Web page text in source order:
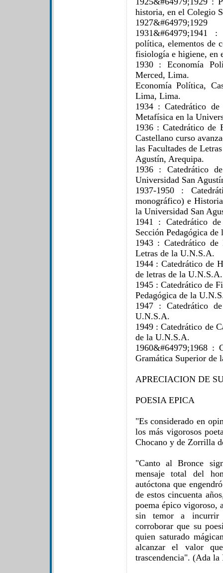
historia, en el Colegio
1927&#64979;1929
1931&#64979;1941
política, elementos de
fisiología e higiene, en
1930 : Economía
Merced, Lima.
Economía Política,
Lima, Lima.
1934 : Catedrático
Metafísica en la
1936 : Catedrático de
Castellano curso
las Facultades de
Agustín, Arequipa.
1936 : Catedrático
Universidad San
1937-1950 :
monográfico) e
la Universidad San
1941 : Catedrático
Sección Pedagógica
1943 : Catedrático
Letras de la U.N.S.A.
1944 : Catedrático de
de letras de la U.N.S.A.
1945 : Catedrático de
Pedagógica de la
1947 : Catedrático
U.N.S.A.
1949 : Catedrático de
de la U.N.S.A.
1960&#64979;1968 :
Gramática Superior de
APRECIACION DE
POESIA EPICA
"Es considerado en
los más vigorosos
Chocano y de Zorrilla
"Canto al Bronce
mensaje total del
autóctona que
de estos cincuenta
poema épico vigoroso,
sin temor a incurrir
corroborar que su
quien saturado
alcanzar el valor
trascendencia". (Ada la